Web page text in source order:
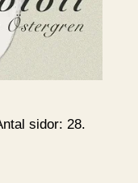
sidor: 28.